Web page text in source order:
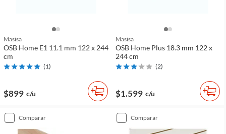
Masisa
OSB Home E1 11.1 mm 122 x 244
cm
(1)
$899 c/u
Masisa
OSB Home Plus 18.3 mm 122 x
244 cm
(2)
$1.599 c/u
comparar comparar